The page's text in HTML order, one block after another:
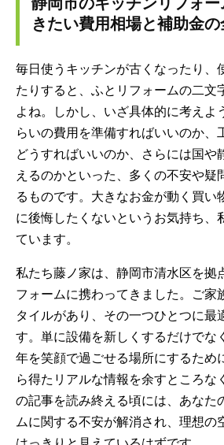
きたい費用相場と補助金
毎日使うキッチンが古くなったり、
たりすると、ふとリフォームの二文
よね。しかし、いざ具体的に考えよ
らいの費用を準備すればいいのか、
どうすればいいのか、さらには国や
えるのかといった、多くの不安や疑
るものです。大きなお金が動く買い
に後悔したくないというお気持ち、
ています。
私たち藤ノ家は、静岡市清水区を拠
フォームに携わってきました。ご家
タイルがあり、その一つひとつに最
す。単に設備を新しくするだけでな
年を笑顔で過ごせる場所にするため
ら得たリアルな情報を余すところな
の記事を読み終える頃には、あなた
ムに関する不安が解消され、理想の